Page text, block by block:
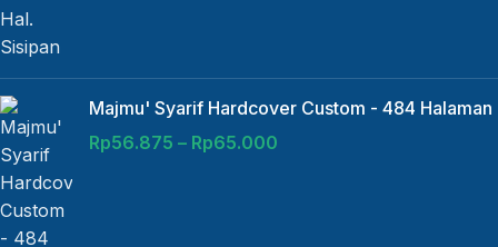
Majmu' Syarif Hardcover Custom - 484 Halaman
Rp56.875 – Rp65.000